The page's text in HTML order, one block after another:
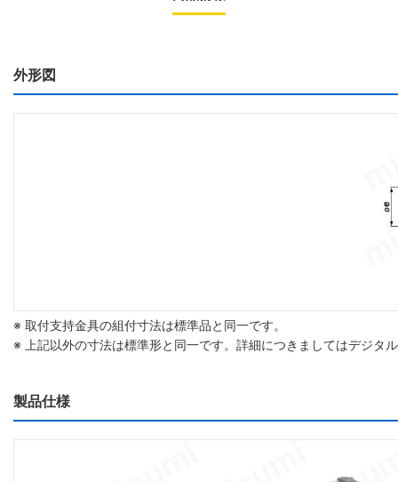
外形図
※ 取付支持金具の組付寸法は標準品と同一です。
※ 上記以外の寸法は標準形と同一です。詳細につきましてはデジタ
製品仕様